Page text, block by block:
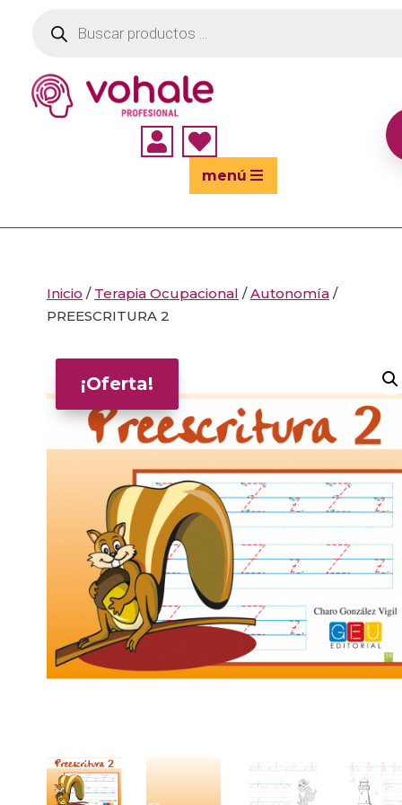
productos
 
menú
Inicio / Terapia Ocupacional /Autonomía /
PREESCRITURA 2
¡Oferta!